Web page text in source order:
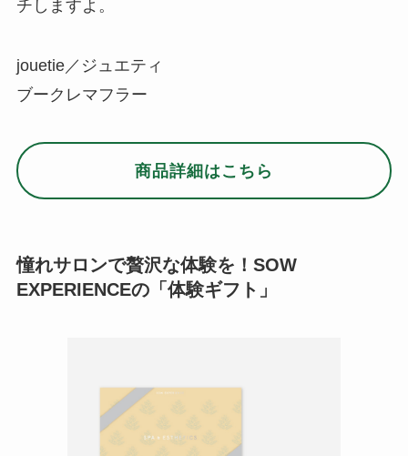
チしますよ。
jouetie／ジュエティ
ブークレマフラー
商品詳細はこちら
憧れサロンで贅沢な体験を！SOW
EXPERIENCEの「体験ギフト」